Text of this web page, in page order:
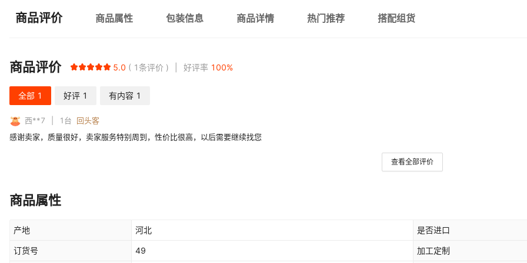
商品评价 商品属性 包装信息 商品详情 热门推荐 搭配组货
商品评价 5.0 1条评价 好评率 100%
全部 1 好评 1 有内容 1
西**7 1台
回头客
感谢卖家，质量很好，卖家服务特别周到，性价比很高，以后需要继续找您
查看全部评价
商品属性
产地 河北 是否进口
订货号 49 加工定制